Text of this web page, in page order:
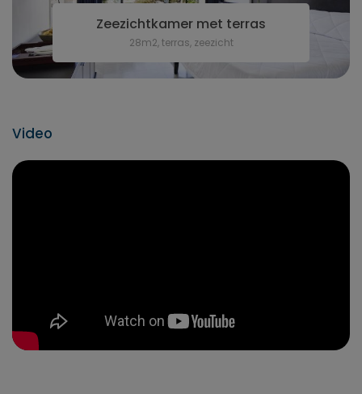
Zeezichtkamer met terras
28m2, terras, zeezicht
Video